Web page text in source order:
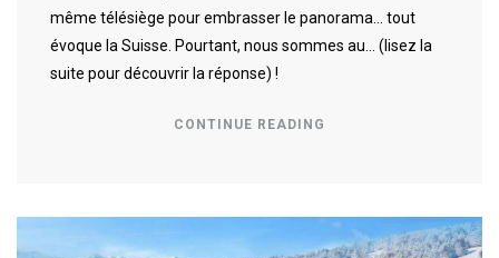
même télésiège pour embrasser le panorama… tout
évoque la Suisse. Pourtant, nous sommes au… (lisez la
suite pour découvrir la réponse) !
CONTINUE READING